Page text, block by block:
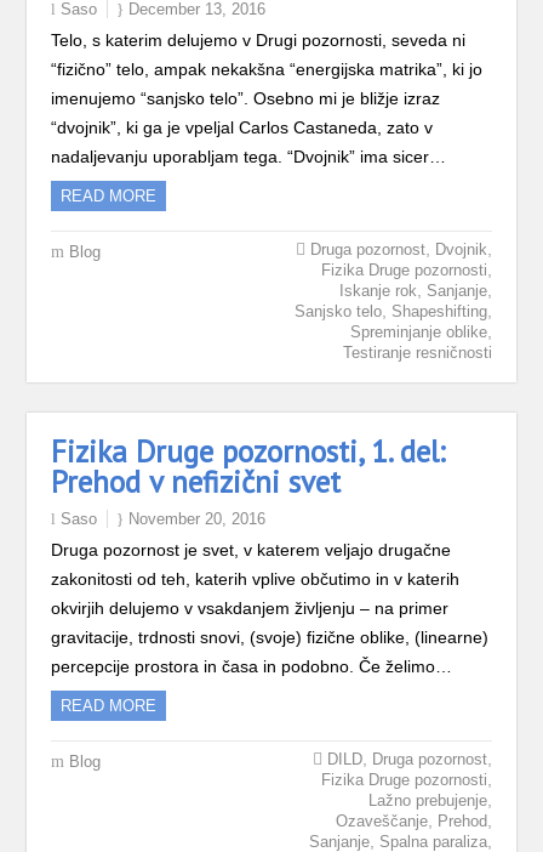
Saso December 13, 2016
Telo, s katerim delujemo v Drugi pozornosti, seveda ni
“fizično” telo, ampak nekakšna “energijska matrika”, ki jo
imenujemo “sanjsko telo”. Osebno mi je bližje izraz
“dvojnik”, ki ga je vpeljal Carlos Castaneda, zato v
nadaljevanju uporabljam tega. “Dvojnik” ima sicer…
READ MORE
Blog Druga pozornost, Dvojnik
Fizika Druge pozornosti
Iskanje rok Sanjanje,
Sanjsko telo, Shapeshifting,
Spreminjanje oblike,
Testiranje resničnosti
Fizika Druge pozornosti, 1. del:
Prehod v nefizični svet
Saso November 20, 2016
Druga pozornost je svet, v katerem veljajo drugačne
zakonitosti od teh, katerih vplive občutimo in v katerih
okvirjih delujemo v vsakdanjem življenju – na primer
gravitacije, trdnosti snovi, (svoje) fizične oblike, (linearne)
percepcije prostora in časa in podobno. Če želimo…
READ MORE
Blog DILD, Druga pozornost,
Fizika Druge pozornosti
Lažno prebujenje,
Ozaveščanje, Prehod,
Sanjanje, Spalna paraliza,